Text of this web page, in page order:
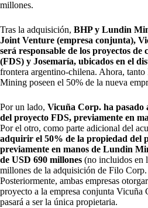
millones.
Tras la adquisición, BHP y Lundin
Joint Venture (empresa conjunta),
será responsable de los proyectos de
(FDS) y Josemaría, ubicados en el
frontera argentino-chilena. Ahora,
Mining poseen el 50% de la nueva
Por un lado, Vicuña Corp. ha pasado
del proyecto FDS, previamente en
Por el otro, como parte adicional del
adquirir el 50% de la propiedad del
previamente en manos de Lundin
de USD 690 millones (no incluidos en
millones de la adquisición de Filo
Posteriormente, ambas empresas
proyecto a la empresa conjunta Vicuña
pasará a ser la única propietaria.